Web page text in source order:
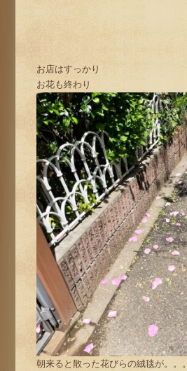
お店はすっかり
お花も終わり
朝来ると散った花びらの絨毯が。。。